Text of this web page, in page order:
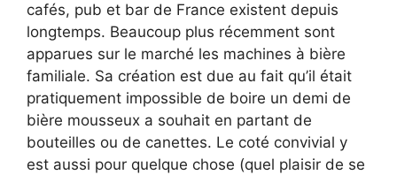
cafés, pub et bar de France existent depuis
longtemps. Beaucoup plus récemment sont
apparues sur le marché les machines à bière
familiale. Sa création est due au fait qu’il était
pratiquement impossible de boire un demi de
bière mousseux a souhait en partant de
bouteilles ou de canettes. Le coté convivial y
est aussi pour quelque chose (quel plaisir de se